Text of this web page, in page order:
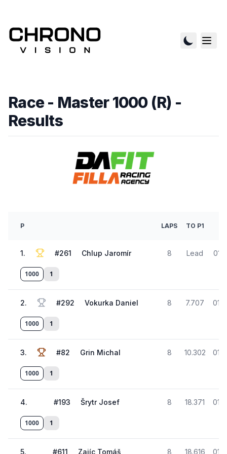
Race - Master 1000 (R) -
Results
P LAPS TO P1
1. #261 Chlup Jaromír 8 Lead
1000 1
2. #292 Vokurka Daniel 8 7.707
1000 1
3. #82 Grin Michal 8 10.302
1000 1
4. #193 Šrytr Josef 8 18.371
1000 1
5. #611 Zajíc Tomáš 8 18.616